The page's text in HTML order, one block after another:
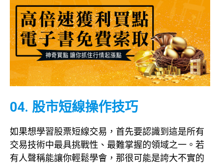
04. 股市短線操作技巧
如果想學習股票短線交易，首先要認識到這是所有
交易技術中最具挑戰性、最難掌握的領域之一。若
有人聲稱能讓你輕鬆學會，那很可能是誇大不實的